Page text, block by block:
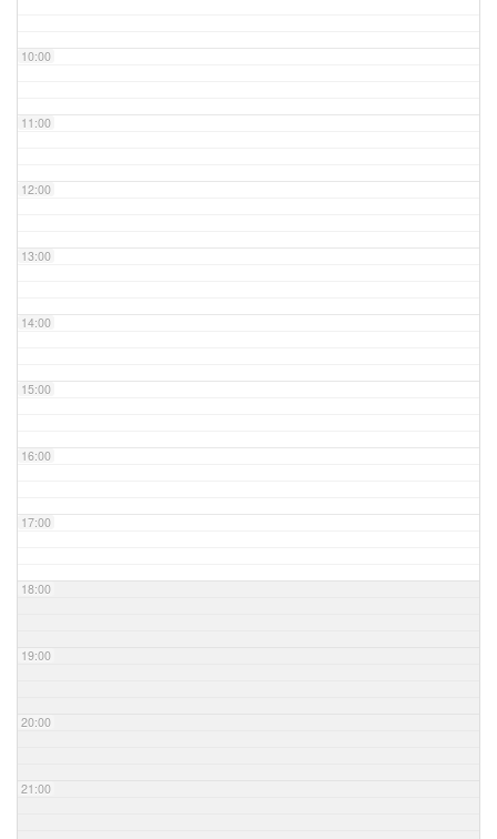
10:00
11:00
12:00
13:00
14:00
15:00
16:00
17:00
18:00
19:00
20:00
21:00